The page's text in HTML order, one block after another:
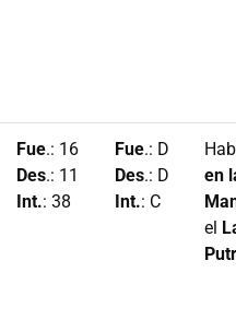
Fue.: 16
Des.: 11
Int.: 38
Fue.: D
Des.: D
Int.: C
en
el